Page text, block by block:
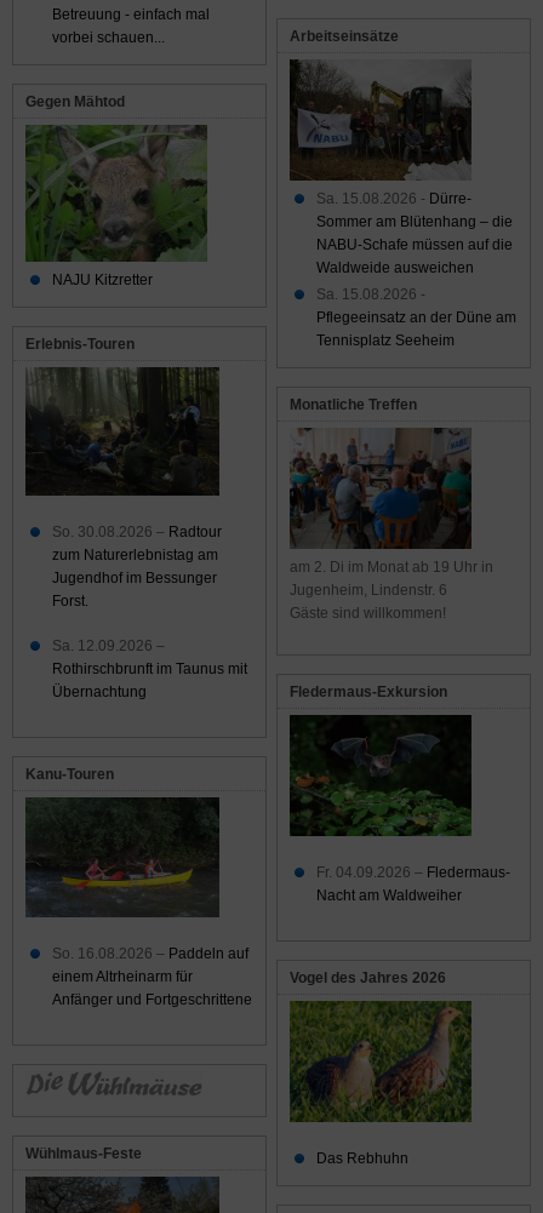
Arbeitseinsätze
Sa. 15.08.2026 - Dürre-
Sommer am Blütenhang – die
NABU-Schafe müssen auf die
Waldweide ausweichen
Sa. 15.08.2026 -
Pflegeeinsatz an der Düne am
Tennisplatz Seeheim
Monatliche Treffen
am 2. Di im Monat ab 19 Uhr in
Jugenheim, Lindenstr. 6
Gäste sind willkommen!
Fledermaus-Exkursion
Fr. 04.09.2026 – Fledermaus-
Nacht am Waldweiher
Vogel des Jahres 2026
Das Rebhuhn
Betreuung - einfach mal
vorbei schauen...
Gegen Mähtod
NAJU Kitzretter
Erlebnis-Touren
So. 30.08.2026 – Radtour
zum Naturerlebnistag am
Jugendhof im Bessunger
Forst.
Sa. 12.09.2026 –
Rothirschbrunft im Taunus mit
Übernachtung
Kanu-Touren
So. 16.08.2026 – Paddeln auf
einem Altrheinarm für
Anfänger und Fortgeschrittene
Wühlmaus-Feste